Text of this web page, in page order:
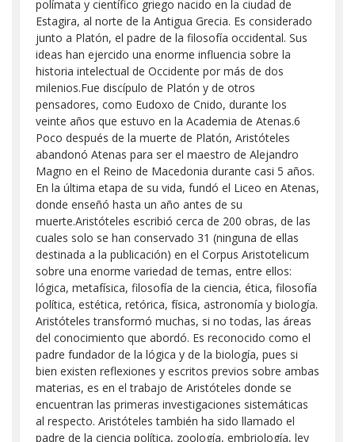
polímata y científico griego nacido en la ciudad de
Estagira, al norte de la Antigua Grecia. Es considerado
junto a Platón, el padre de la filosofía occidental. Sus
ideas han ejercido una enorme influencia sobre la
historia intelectual de Occidente por más de dos
milenios.Fue discípulo de Platón y de otros
pensadores, como Eudoxo de Cnido, durante los
veinte años que estuvo en la Academia de Atenas.6​
Poco después de la muerte de Platón, Aristóteles
abandonó Atenas para ser el maestro de Alejandro
Magno en el Reino de Macedonia durante casi 5 años.​
En la última etapa de su vida, fundó el Liceo en Atenas,
donde enseñó hasta un año antes de su
muerte.Aristóteles escribió cerca de 200 obras, de las
cuales solo se han conservado 31 (ninguna de ellas
destinada a la publicación) en el Corpus Aristotelicum
sobre una enorme variedad de temas, entre ellos:
lógica, metafísica, filosofía de la ciencia, ética, filosofía
política, estética, retórica, física, astronomía y biología.​
Aristóteles transformó muchas, si no todas, las áreas
del conocimiento que abordó. Es reconocido como el
padre fundador de la lógica y de la biología, pues si
bien existen reflexiones y escritos previos sobre ambas
materias, es en el trabajo de Aristóteles donde se
encuentran las primeras investigaciones sistemáticas
al respecto.​ Aristóteles también ha sido llamado el
padre de la ciencia política, zoología, embriología, ley